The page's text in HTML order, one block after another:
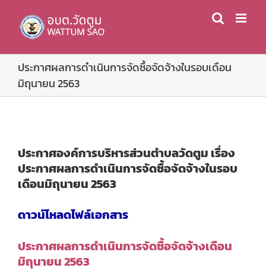
content
ประกาศผลการดำเนินการจัดซื้อจัดจ้างในรอบเดือน
มิถุนายน 2563
ประกาศองค์การบริหารส่วนตำบลวัดตูม เรื่อง
ประกาศผลการดำเนินการจัดซื้อจัดจ้างในรอบ
เดือนมิถุนายน 2563
ดาวน์โหลดไฟล์เอกสาร
ประกาศผลการดำเนินการจัดซื้อจัดจ้างเดือน
มิถุนายน 2563